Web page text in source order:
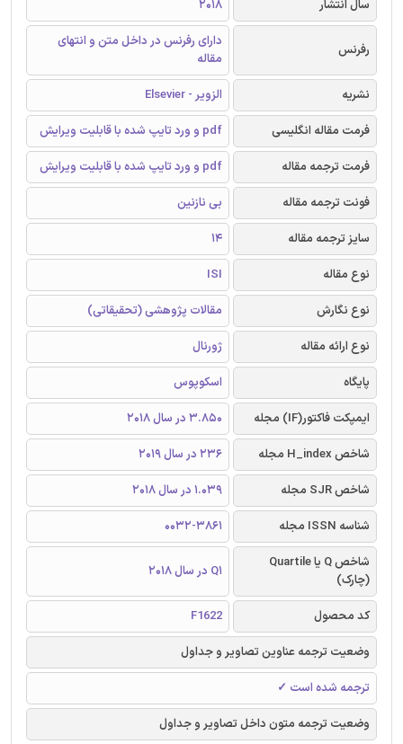
سال انتشار
2018
رفرنس
دارای رفرنس در داخل متن و انتهای
مقاله
نشریه
الزویر - Elsevier
فرمت مقاله انگلیسی
pdf و ورد تایپ شده با قابلیت ویرایش
فرمت ترجمه مقاله
pdf و ورد تایپ شده با قابلیت ویرایش
فونت ترجمه مقاله
بی نازنین
سایز ترجمه مقاله
14
نوع مقاله
ISI
نوع نگارش
مقالات پژوهشی (تحقیقاتی)
نوع ارائه مقاله
ژورنال
پایگاه
اسکوپوس
ایمپکت فاکتور(IF) مجله
3.850 در سال 2018
شاخص H_index مجله
236 در سال 2019
شاخص SJR مجله
1.039 در سال 2018
شناسه ISSN مجله
0032-3861
شاخص Q یا Quartile
(چارک)
Q1 در سال 2018
کد محصول
F1622
وضعیت ترجمه عناوین تصاویر و جداول
ترجمه شده است ✓
وضعیت ترجمه متون داخل تصاویر و جداول